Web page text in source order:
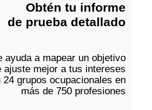
Obtén tu informe
de prueba detallado
ayuda a mapear un objetivo
ajuste mejor a tus intereses
24 grupos ocupacionales en
más de 750 profesiones